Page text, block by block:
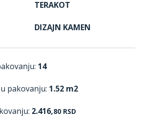
TERAKOT
DIZAJN KAMEN
14
pakovanju: 1.52 m2
2.416,80 RSD